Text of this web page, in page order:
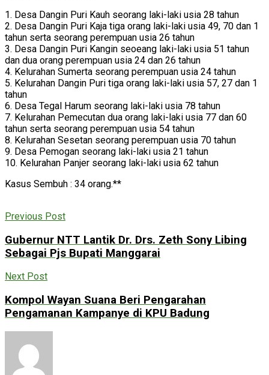
1. Desa Dangin Puri Kauh seorang laki-laki usia 28 tahun
2. Desa Dangin Puri Kaja tiga orang laki-laki usia 49, 70 dan 1
tahun serta seorang perempuan usia 26 tahun
3. Desa Dangin Puri Kangin seoeang laki-laki usia 51 tahun
dan dua orang perempuan usia 24 dan 26 tahun
4. Kelurahan Sumerta seorang perempuan usia 24 tahun
5. Kelurahan Dangin Puri tiga orang laki-laki usia 57, 27 dan 1
tahun
6. Desa Tegal Harum seorang laki-laki usia 78 tahun
7. Kelurahan Pemecutan dua orang laki-laki usia 77 dan 60
tahun serta seorang perempuan usia 54 tahun
8. Kelurahan Sesetan seorang perempuan usia 70 tahun
9. Desa Pemogan seorang laki-laki usia 21 tahun
10. Kelurahan Panjer seorang laki-laki usia 62 tahun
Kasus Sembuh : 34 orang.**
Previous Post
Gubernur NTT Lantik Dr. Drs. Zeth Sony Libing
Sebagai Pjs Bupati Manggarai
Next Post
Kompol Wayan Suana Beri Pengarahan
Pengamanan Kampanye di KPU Badung